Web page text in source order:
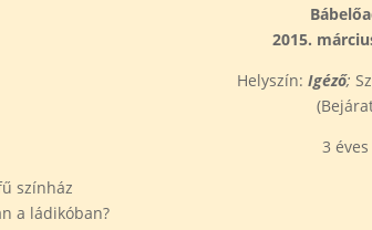
2015.
Helyszín: Igéző;
3
színház
a ládikóban?